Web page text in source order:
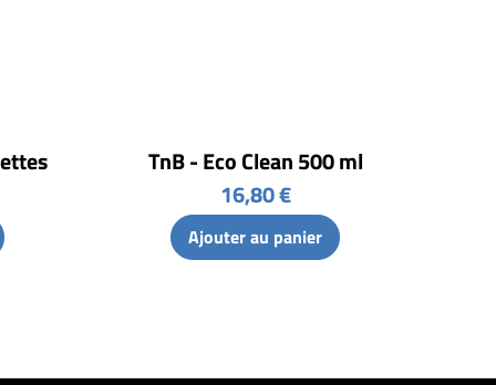
TnB - Eco Clean 500 ml
16,80 €
Ajouter au panier